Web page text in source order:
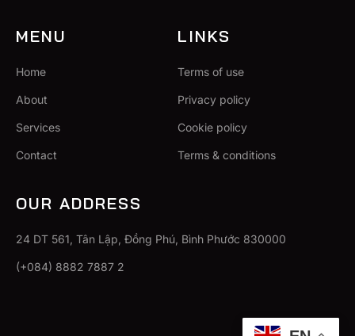
MENU
Home
About
Services
Contact
LINKS
Terms of use
Privacy policy
Cookie policy
Terms & conditions
OUR ADDRESS
24 DT 561, Tân Lập, Đồng Phú, Bình Phước 830000
(+084) 8882 7887 2